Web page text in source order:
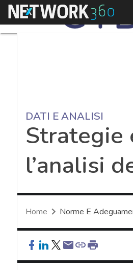
Menu
DATI E ANALISI
Strategie
l’analisi
Home Norme E